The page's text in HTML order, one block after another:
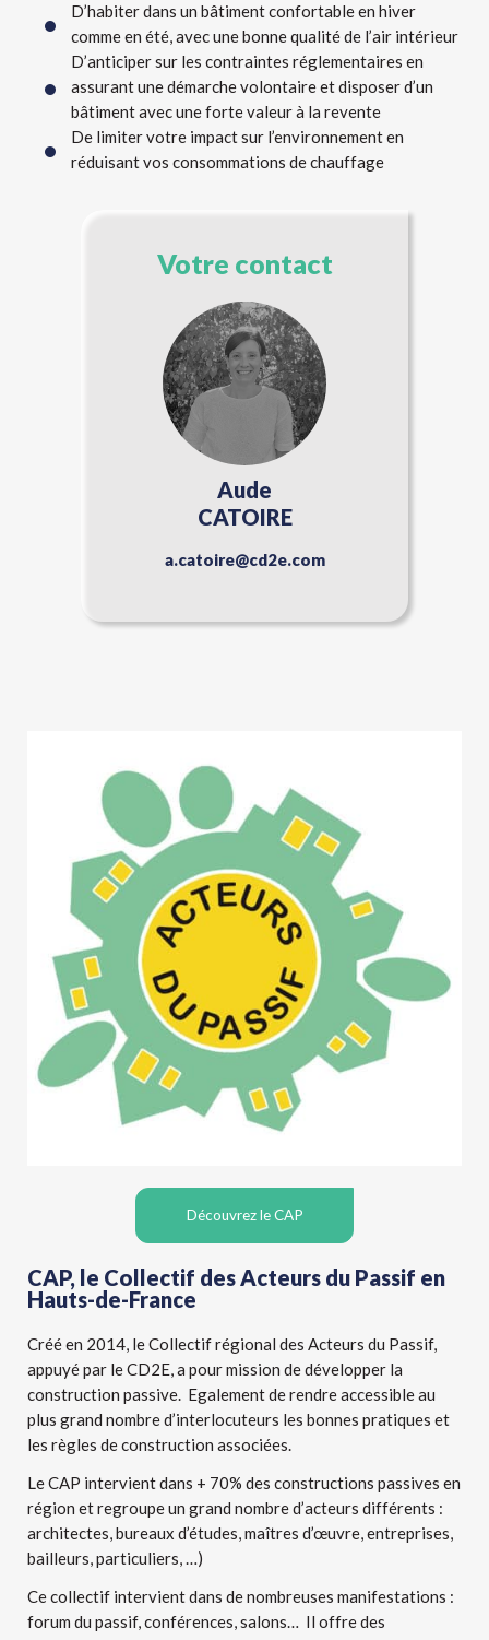
D’habiter dans un bâtiment confortable en hiver
comme en été, avec une bonne qualité de l’air intérieur
D’anticiper sur les contraintes réglementaires en
assurant une démarche volontaire et disposer d’un
bâtiment avec une forte valeur à la revente
De limiter votre impact sur l’environnement en
réduisant vos consommations de chauffage
Votre contact
Aude
CATOIRE
a.catoire@cd2e.com
Découvrez le CAP
CAP, le Collectif des Acteurs du Passif en
Hauts-de-France
Créé en 2014, le Collectif régional des Acteurs du Passif,
appuyé par le CD2E, a pour mission de développer la
construction passive. Egalement de rendre accessible au
plus grand nombre d’interlocuteurs les bonnes pratiques et
les règles de construction associées.
Le CAP intervient dans + 70% des constructions passives en
région et regroupe un grand nombre d’acteurs différents :
architectes, bureaux d’études, maîtres d’œuvre, entreprises,
bailleurs, particuliers, …)
Ce collectif intervient dans de nombreuses manifestations :
forum du passif, conférences, salons… Il offre des